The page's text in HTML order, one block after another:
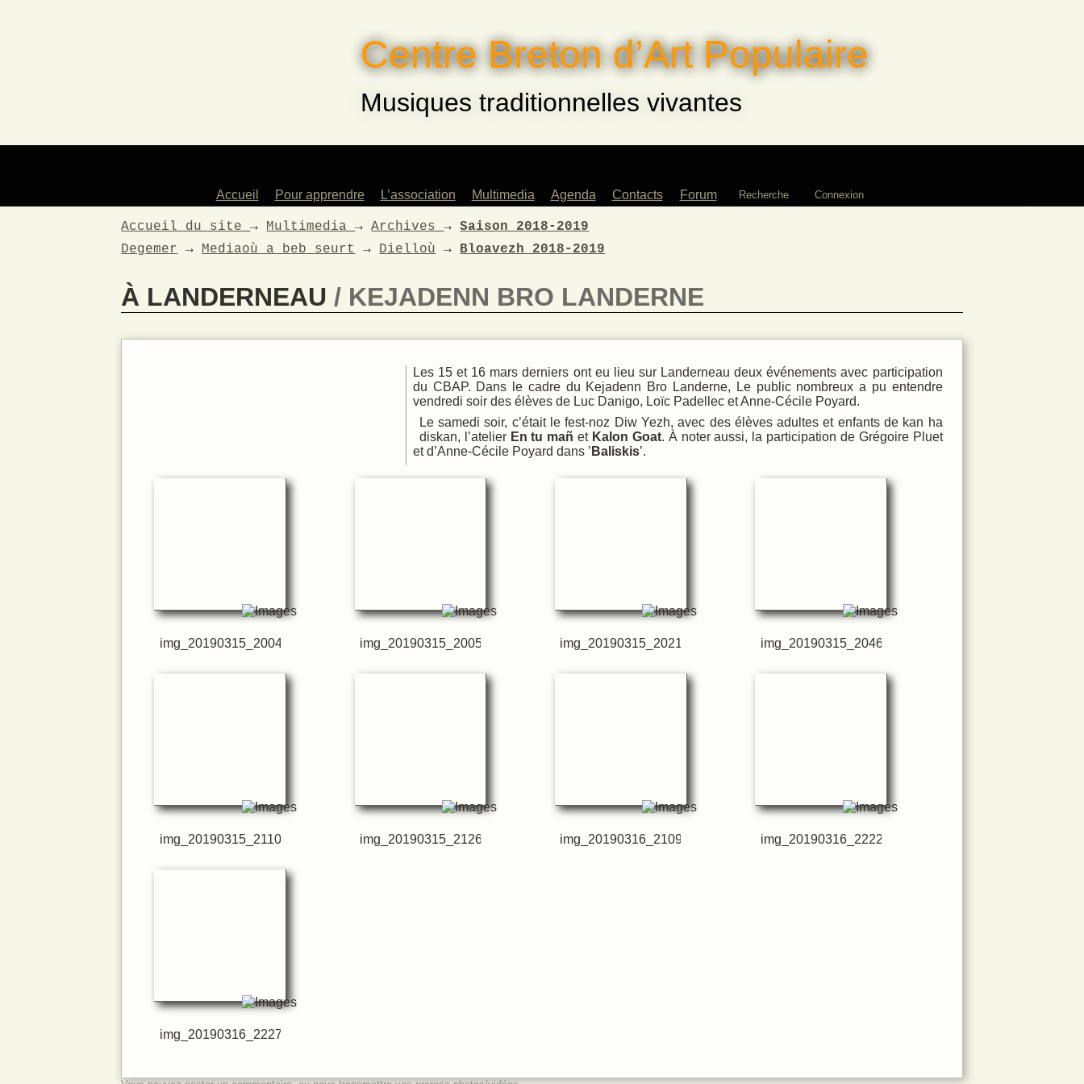
Centre Breton d’Art Populaire
Musiques traditionnelles vivantes
Accueil
Pour apprendre
artistes
Les instruments
Les ateliers
Pour les enfants
La danse
L’association
Multimedia
Saison 2024-2025
Agenda Contacts Forum Recherche Connexion
Accueil du site→ Multimedia→Archives→Saison 2018-2019
Degemer → Mediaoù a beb seurt → Dielloù → Bloavezh 2018-2019
À LANDERNEAU KEJADENN BRO LANDERNE
Les 15 et 16 mars derniers ont eu lieu sur Landerneau deux événements avec participation
du CBAP. Dans le cadre du Kejadenn Bro Landerne, Le public nombreux a pu entendre
vendredi soir des élèves de Luc Danigo, Loïc Padellec et Anne-Cécile Poyard.
Le samedi soir, c’était le fest-noz Diw Yezh, avec des élèves adultes et enfants de kan ha
diskan, l’atelier En tu mañ et Kalon Goat. À noter aussi, la participation de Grégoire Pluet
et d’Anne-Cécile Poyard dans ’ Baliskis’.
img_20190315_200440 img_20190315_200514 img_20190315_202106 img_20190315_204605
img_20190315_211033 img_20190315_212659 img_20190316_210924 img_20190316_222228
img_20190316_222742